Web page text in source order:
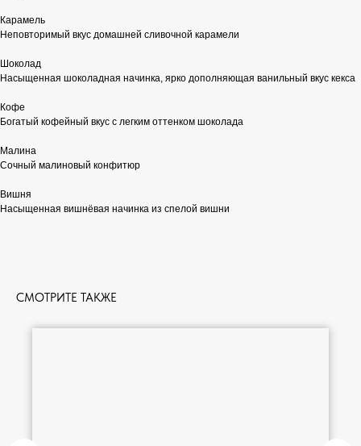
Карамель
Неповторимый вкус домашней сливочной карамели
Шоколад
Насыщенная шоколадная начинка, ярко дополняющая ванильный вкус кекса
Кофе
Богатый кофейный вкус с легким оттенком шоколада
Малина
Сочный малиновый конфитюр
Вишня
Насыщенная вишнёвая начинка из спелой вишни
СМОТРИТЕ ТАКЖЕ